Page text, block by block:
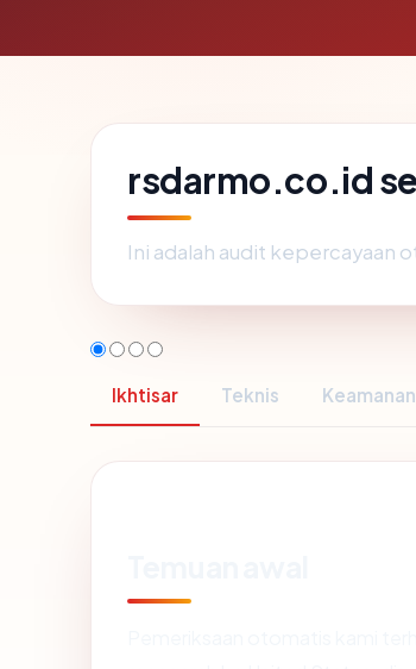
rsdarmo.co.id
Ini adalah audit kepercayaan
Ikhtisar Teknis Keamanan